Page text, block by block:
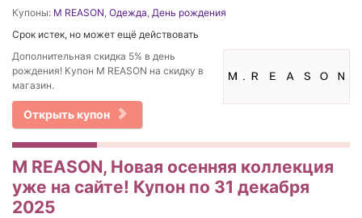
Купоны: M REASON, Одежда, День рождения
Срок истек, но может ещё действовать
Дополнительная скидка 5% в день
рождения! Купон M REASON на скидку в
магазин.
Открыть купон
M REASON, Новая осенняя коллекция
уже на сайте! Купон по 31 декабря
2025